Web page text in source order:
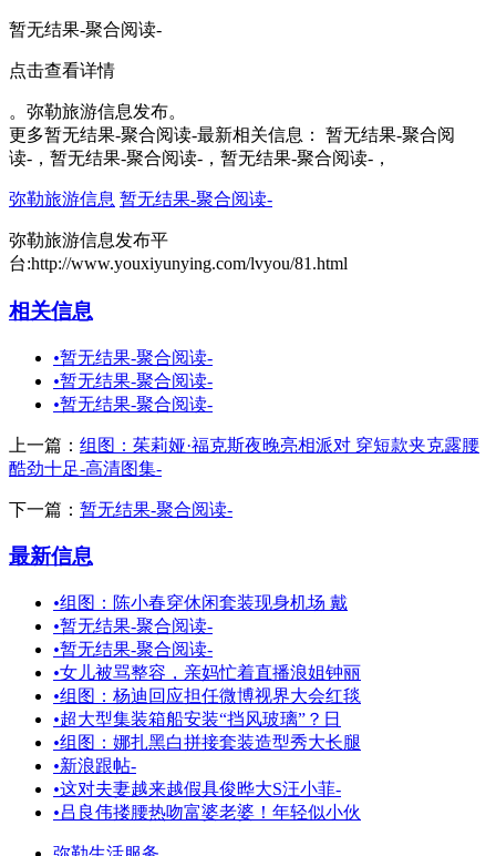
暂无结果-聚合阅读-
点击查看详情
。弥勒旅游信息发布。
更多暂无结果-聚合阅读-最新相关信息： 暂无结果-聚合阅
读-，暂无结果-聚合阅读-，暂无结果-聚合阅读-，
弥勒旅游信息 暂无结果-聚合阅读-
弥勒旅游信息发布平
台:http://www.youxiyunying.com/lvyou/81.html
相关信息
•暂无结果-聚合阅读-
•暂无结果-聚合阅读-
•暂无结果-聚合阅读-
上一篇： 组图：茱莉娅·福克斯夜晚亮相派对 穿短款夹克露腰
酷劲十足-高清图集-
下一篇： 暂无结果-聚合阅读-
最新信息
•组图：陈小春穿休闲套装现身机场 戴
•暂无结果-聚合阅读-
•暂无结果-聚合阅读-
•女儿被骂整容，亲妈忙着直播浪姐钟丽
•组图：杨迪回应担任微博视界大会红毯
•超大型集装箱船安装“挡风玻璃”？日
•组图：娜扎黑白拼接套装造型秀大长腿
•新浪跟帖-
•这对夫妻越来越假具俊晔大S汪小菲-
•吕良伟搂腰热吻富婆老婆！年轻似小伙